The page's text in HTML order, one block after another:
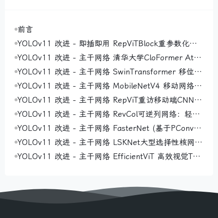
前言
YOLOv11 改进 - 即插即用 RepViTBlock重参数化视
觉Transformer块：结构重参数化技术破解训练推理效
率瓶颈，实现精度与速度兼得
YOLOv11 改进 - 主干网络 清华大学CloFormer Attn
Conv ：利用共享权重和上下文感知权重增强局部感
知，注意力机制与卷积的完美融合
YOLOv11 改进 - 主干网络 SwinTransformer 移位窗
口层次化视觉变换器：层次化特征提取增强多尺度目
标感知，优化复杂场景检测
YOLOv11 改进 - 主干网络 MobileNetV4 移动网络第
四版：通用倒瓶颈与移动注意力协同优化硬件效率，
提升移动端检测适应性
YOLOv11 改进 - 主干网络 RepViT重访移动端CNN的
ViT视角：轻量级设计分离Token与Channel混合器，
优化移动端实时检测
YOLOv11 改进 - 主干网络 RevCol可逆列网络：轻量
级多列设计破解特征信息丢失难题，提升小目标与密
集目标感知精度
YOLOv11 改进 - 主干网络 FasterNet (基于PConv部
分卷积的神经网络)：轻量级设计优化内存访问效率，
实现精度与速度双重提升
YOLOv11 改进 - 主干网络 LSKNet大型选择性核网
络：大核深度卷积与空间选择机制协同动态调整感受
野，增强旋转目标检测
YOLOv11 改进 - 主干网络 EfficientViT 高效视觉Tra